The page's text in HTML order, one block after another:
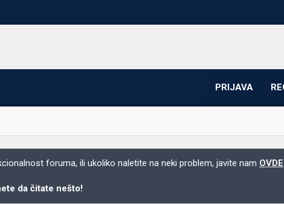
PRIJAVA
foruma, ili ukoliko naletite na neki problem, javite nam OVDE
da čitate nešto!